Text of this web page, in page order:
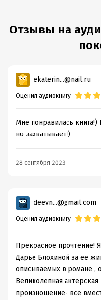
Отзывы на
ekaterin...@nail.ru
Оценил аудиокнигу
Мне понравилась книга!)
но захватывает!)
28 сентября 2023
deevn...@gmail.com
Оценил аудиокнигу
Прекрасное прочтение!
Дарье Блохиной за ее
описываемых в романе ,
Великолепная
произношение- все